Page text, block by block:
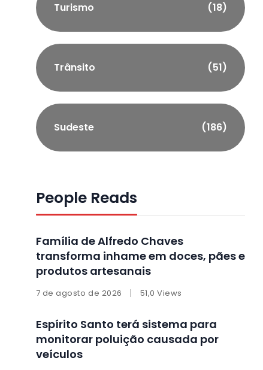
Turismo (18)
Trânsito (51)
Sudeste (186)
People Reads
Família de Alfredo Chaves
transforma inhame em doces, pães e
produtos artesanais
7 de agosto de 2026 51,0 Views
Espírito Santo terá sistema para
monitorar poluição causada por
veículos